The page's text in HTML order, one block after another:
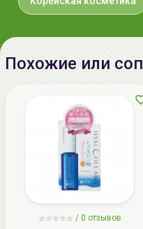
рекомендуется
Похожие или
/ 0 отзывов